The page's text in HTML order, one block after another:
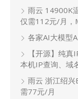
雨云 14900K
仅需112元/月，
各家AI大模型
【开源】纯
本机IP查询、域
雨云 浙江绍兴
需77元/月